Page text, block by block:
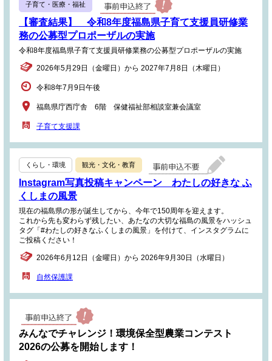
子育て・医療・福祉
【審査結果】 令和8年度福島県子育て支援員研修業
務の公募型プロポーザルの実施
令和8年度福島県子育て支援員研修業務の公募型プロポーザルの実施
2026年5月29日（金曜日）から 2027年7月8日（木曜日）
令和8年7月9日午後
福島県庁西庁舎 6階 保健福祉部相談室兼会議室
子育て支援課
くらし・環境 観光・文化・教育
Instagram写真投稿キャンペーン わたしの好きな ふ
くしまの風景
現在の福島県の形が誕生してから、今年で150周年を迎えます。
これから先も変わらず残したい、あたなの大切な福島の風景をハッシュ
タグ「#わたしの好きなふくしまの風景」を付けて、インスタグラムに
ご投稿ください！
2026年6月12日（金曜日）から 2026年9月30日（水曜日）
自然保護課
みんなでチャレンジ！環境保全型農業コンテスト
2026の公募を開始します！